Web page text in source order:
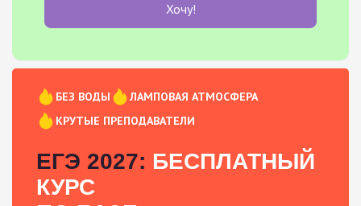
Хочу!
БЕЗ ВОДЫ
ЛАМПОВАЯ АТМОСФЕРА
КРУТЫЕ ПРЕПОДАВАТЕЛИ
ЕГЭ 2027: БЕСПЛАТНЫЙ
КУРС